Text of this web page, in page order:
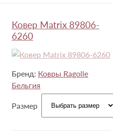
Ковер Matrix 89806-
6260
Бренд: Ковры Ragolle
Бельгия
Размер